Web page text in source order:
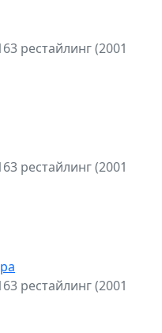
рестайлинг (2001
рестайлинг (2001
рестайлинг (2001